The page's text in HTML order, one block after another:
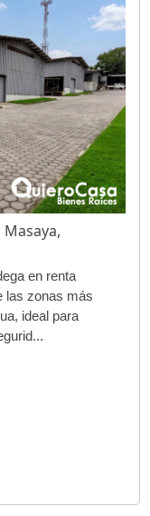
en renta
las zonas más
ideal para